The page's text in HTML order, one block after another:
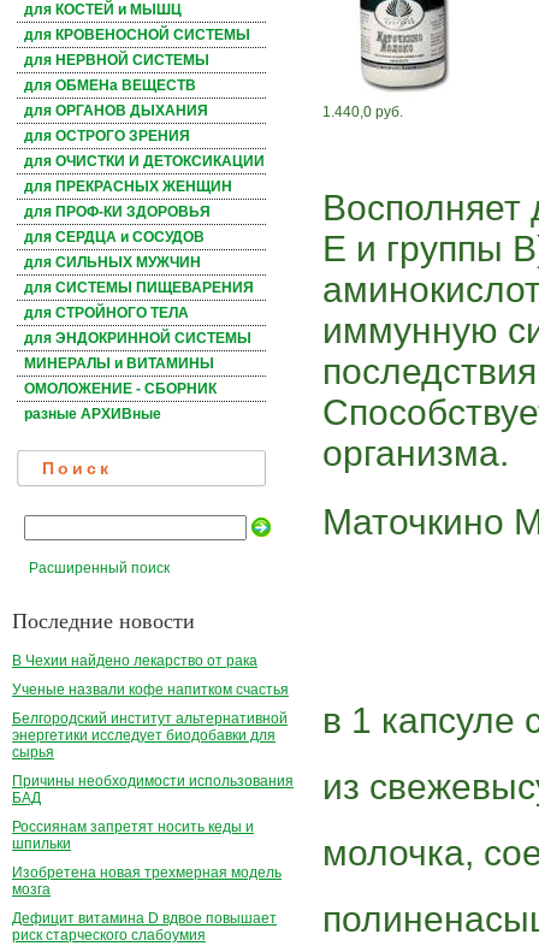
для КОСТЕЙ и МЫШЦ
для КРОВЕНОСНОЙ СИСТЕМЫ
для НЕРВНОЙ СИСТЕМЫ
для ОБМЕНа ВЕЩЕСТВ
для ОРГАНОВ ДЫХАНИЯ
для ОСТРОГО ЗРЕНИЯ
для ОЧИСТКИ И ДЕТОКСИКАЦИИ
для ПРЕКРАСНЫХ ЖЕНЩИН
для ПРОФ-КИ ЗДОРОВЬЯ
для СЕРДЦА и СОСУДОВ
для СИЛЬНЫХ МУЖЧИН
для СИСТЕМЫ ПИЩЕВАРЕНИЯ
для СТРОЙНОГО ТЕЛА
для ЭНДОКРИННОЙ СИСТЕМЫ
МИНЕРАЛЫ и ВИТАМИНЫ
ОМОЛОЖЕНИЕ - СБОРНИК
разные АРХИВные
Поиск
Расширенный поиск
Последние новости
В Чехии найдено лекарство от рака
Ученые назвали кофе напитком счастья
Белгородский институт альтернативной
энергетики исследует биодобавки для
сырья
Причины необходимости использования
БАД
Россиянам запретят носить кеды и
шпильки
Изобретена новая трехмерная модель
мозга
Дефицит витамина D вдвое повышает
риск старческого слабоумия
1.440,0 руб.
Е и группы
иммунную
организма.
Маточкино
в 1 капсуле
из
молочка,